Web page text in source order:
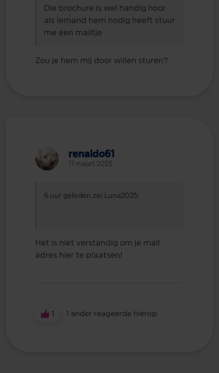
Die brochure is wel handig hoor
als iemand hem nodig heeft stuur
me een mailtje
Zou je hem mij door willen sturen?
renaldo61
17 maart 2025
6 uur geleden zei Luna2025:
Het is niet verstandig om je mail
adres hier te plaatsen!
1 1 ander reageerde hierop